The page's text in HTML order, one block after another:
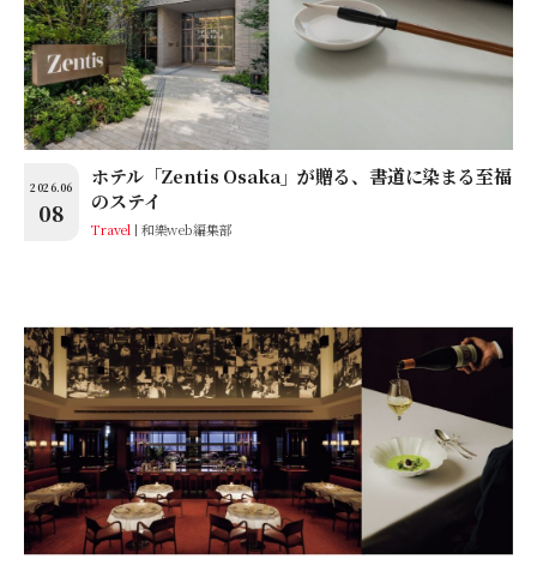
2026.06
08
ホテル「Zentis Osaka」が贈る、書道に染まる至福
のステイ
Travel 和樂web編集部